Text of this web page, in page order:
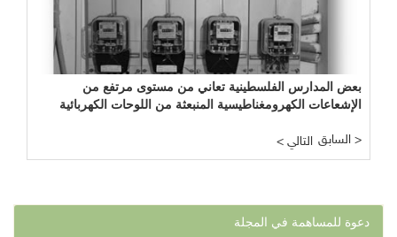
بعض المدارس الفلسطينية تعاني من مستوى مرتفع من
الإشعاعات الكهرومغناطيسية المنبعثة من اللوحات الكهربائية
< التالي السابق >
دعوة للمساهمة في المجلة